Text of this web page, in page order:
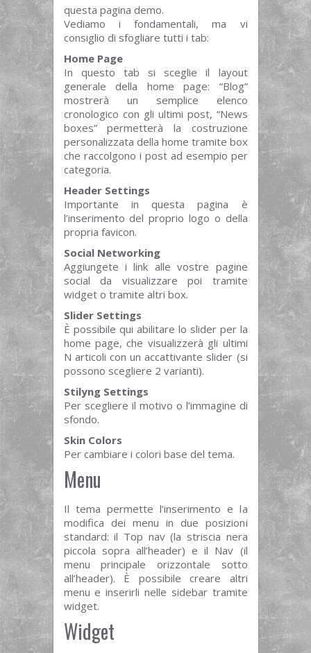
questa pagina demo.
Vediamo i fondamentali, ma vi
consiglio di sfogliare tutti i tab:
Home Page
In questo tab si sceglie il layout
generale della home page: “Blog”
mostrerà un semplice elenco
cronologico con gli ultimi post, “News
boxes” permetterà la costruzione
personalizzata della home tramite box
che raccolgono i post ad esempio per
categoria.
Header Settings
Importante in questa pagina è
l’inserimento del proprio logo o della
propria favicon.
Social Networking
Aggiungete i link alle vostre pagine
social da visualizzare poi tramite
widget o tramite altri box.
Slider Settings
È possibile qui abilitare lo slider per la
home page, che visualizzerà gli ultimi
N articoli con un accattivante slider (si
possono scegliere 2 varianti).
Stilyng Settings
Per scegliere il motivo o l’immagine di
sfondo.
Skin Colors
Per cambiare i colori base del tema.
Menu
Il tema permette l’inserimento e la
modifica dei menu in due posizioni
standard: il Top nav (la striscia nera
piccola sopra all’header) e il Nav (il
menu principale orizzontale sotto
all’header). È possibile creare altri
menu e inserirli nelle sidebar tramite
widget.
Widget